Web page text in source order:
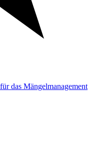
das Mängelmanagement